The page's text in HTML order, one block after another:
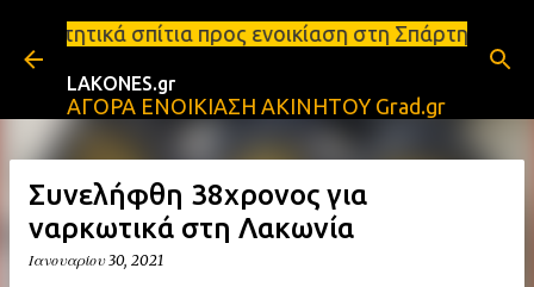
Μετάβαση στο κύριο περιεχόμενο
προς ενοικίαση στη Σπάρτη Ενοικιάσεις
LAKONES.gr
ΑΓΟΡΑ ΕΝΟΙΚΙΑΣΗ ΑΚΙΝΗΤΟΥ Grad.gr
Συνελήφθη 38χρονος για
ναρκωτικά στη Λακωνία
Ιανουαρίου 30, 2021